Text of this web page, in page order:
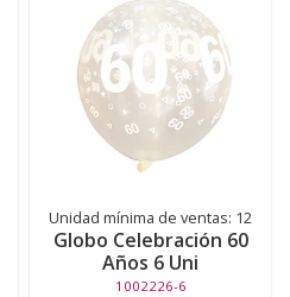
Unidad mínima de ventas: 12
Globo Celebración 60
Años 6 Uni
1002226-6